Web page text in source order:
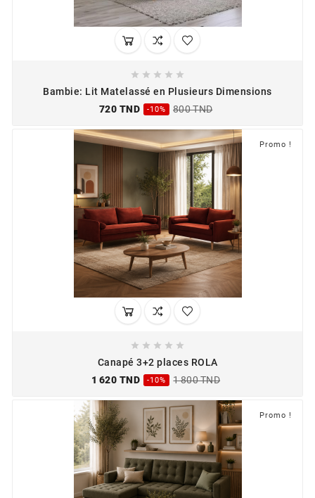
    
Bambie: Lit Matelassé en Plusieurs Dimensions
720 TND
-10% 800 TND
Promo !
    
Canapé 3+2 places ROLA
1 620 TND
-10% 1 800 TND
Promo !